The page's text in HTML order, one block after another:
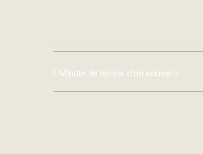
Minute, le temps d’un souvenir